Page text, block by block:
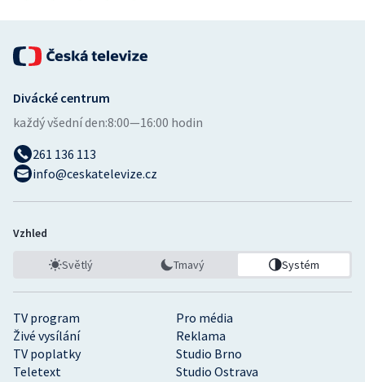
TV program
Pro média
Živé vysílání
Reklama
TV poplatky
Studio Brno
Teletext
Studio Ostrava
Divácké centrum
každý všední den:8:00—16:00 hodin
261 136 113
info@ceskatelevize.cz
Vzhled
Světlý Tmavý Systém